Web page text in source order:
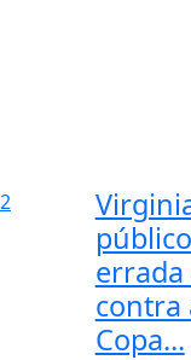
2
errada
contra
Copa...